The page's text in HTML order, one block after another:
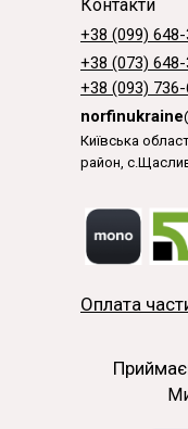
Контакти
Київська
район,
+38 (099)
+38 (073)
+38 (093)
Оплата